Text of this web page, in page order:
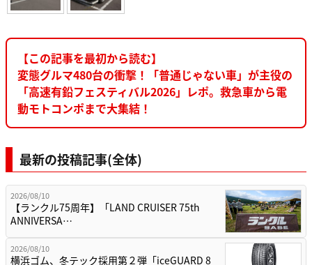
【この記事を最初から読む】
変態グルマ480台の衝撃！「普通じゃない車」が主役の
「高速有鉛フェスティバル2026」レポ。救急車から電
動モトコンポまで大集結！
最新の投稿記事(全体)
2026/08/10
【ランクル75周年】「LAND CRUISER 75th
ANNIVERSA…
2026/08/10
横浜ゴム、冬テック採用第２弾「iceGUARD 8